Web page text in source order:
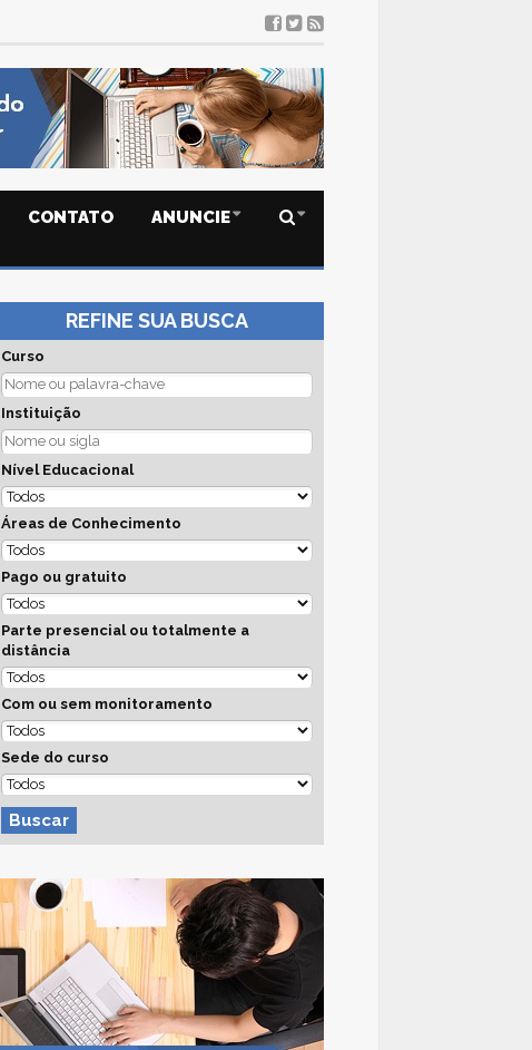
CONTATO ANUNCIE
REFINE SUA BUSCA
Curso
Instituição
Nível Educacional
Áreas de Conhecimento
Pago ou gratuito
Parte presencial ou totalmente a
distância
Com ou sem monitoramento
Sede do curso
Buscar